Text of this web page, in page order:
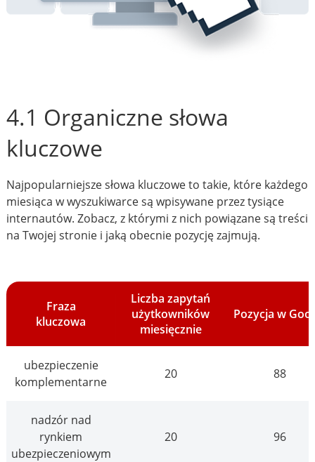
4.1 Organiczne słowa
kluczowe
Najpopularniejsze słowa kluczowe to takie, które każdego
miesiąca w wyszukiwarce są wpisywane przez tysiące
internautów. Zobacz, z którymi z nich powiązane są treści
na Twojej stronie i jaką obecnie pozycję zajmują.
Fraza
kluczowa
Liczba zapytań
użytkowników
miesięcznie
Pozycja w
ubezpieczenie
komplementarne
20 88
nadzór nad
rynkiem
ubezpieczeniowym
20 96